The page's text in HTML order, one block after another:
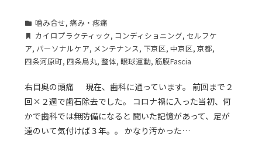
噛み合せ,痛み・疼痛
カイロプラクティック, コンディショニング, セルフケ
ア, パーソナルケア, メンテナンス, 下京区,中京区,京都,
四条河原町,四条烏丸,整体,眼球運動,筋膜Fascia
右目奥の頭痛 現在、歯科に通っています。 前回まで２
回×２週で歯石除去でした。 コロナ禍に入った当初、何
かで歯科では無防備になると 聞いた記憶があって、足が
遠のいて気付けば３年。。 かなり汚かった…